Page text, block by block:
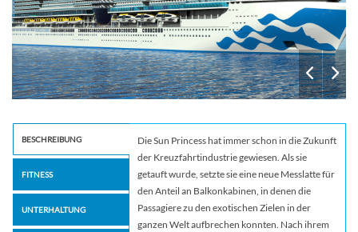
BESCHREIBUNG
FITNESS
UNTERHALTUNG
Die Sun Princess hat immer schon in die Zukunft
der Kreuzfahrtindustrie gewiesen. Als sie
getauft wurde, setzte sie eine neue Messlatte für
den Anteil an Balkonkabinen, in denen die
Passagiere zu den exotischen Zielen in der
ganzen Welt aufbrechen konnten. Nach ihrem